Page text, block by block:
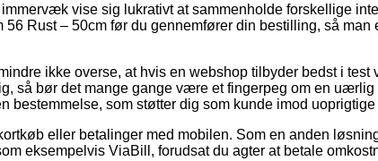
vise sig lukrativt at sammenholde forskellige
56 Rust – 50cm før du gennemfører din bestilling, så man
ikke overse, at hvis en webshop tilbyder bedst i test
så bør det mange gange være et fingerpeg om en
bestemmelse, som støtter dig som kunde imod
eller betalinger med mobilen. Som en anden
eksempelvis ViaBill, forudsat du agter at betale